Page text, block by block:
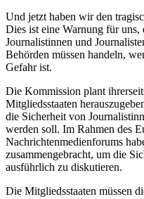
Und jetzt haben wir den
Dies ist eine Warnung für uns,
Journalistinnen und
Behörden müssen handeln,
Gefahr ist.
Die Kommission plant
Mitgliedsstaaten
die Sicherheit von
werden soll. Im Rahmen des
Nachrichtenmedienforums
zusammengebracht, um die
ausführlich zu diskutieren.
Die Mitgliedsstaaten müssen